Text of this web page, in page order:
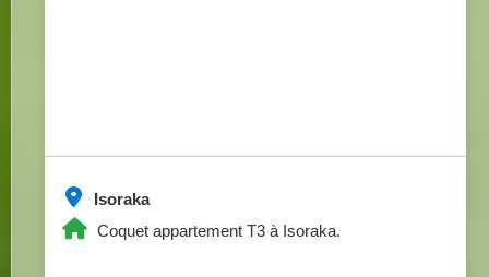
Isoraka
Coquet appartement T3 à Isoraka.